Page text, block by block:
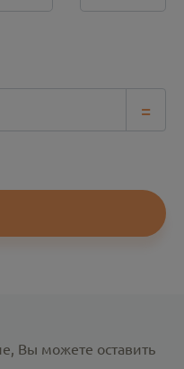
=
Вы можете оставить